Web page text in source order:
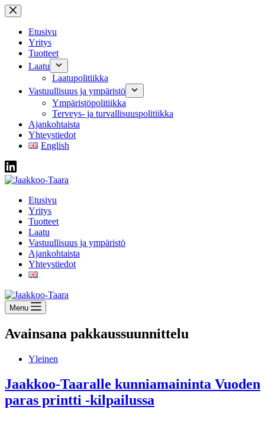
Skip
to
contentEtusivu
Yritys
Tuotteet
Laatu
Laatupolitiikka
Vastuullisuus ja ympäristö
Ympäristöpolitiikka
Terveys- ja turvallisuuspolitiikka
Ajankohtaista
Yhteystiedot
English
Etusivu
Yritys
Tuotteet
Laatu
Vastuullisuus ja ympäristö
Ajankohtaista
Yhteystiedot
Menu
Avainsana pakkaussuunnittelu
Yleinen
Jaakkoo-Taaralle kunniamaininta Vuoden
paras printti -kilpailussa